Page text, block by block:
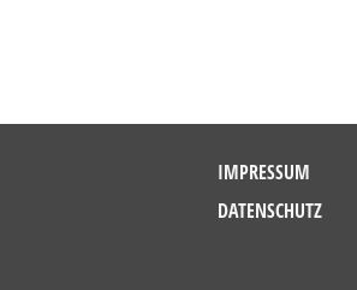
IMPRESSUM
DATENSCHUTZ